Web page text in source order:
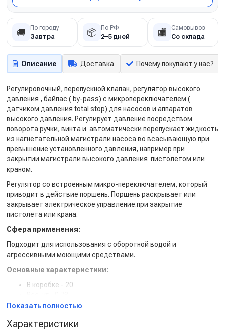
🚚 По городу
Завтра 📦 По РФ
2–5 дней 🏬 Самовывоз
Со склада
Описание Доставка Почему покупают у нас?
Регулировочный, перепускной клапан, регулятор высокого
давления , байпас ( by-pass) с микропереключателем (
датчиком давления total stop) для насосов и аппаратов
высокого давления. Регулирует давление посредством
поворота ручки, винта и автоматически перепускает жидкость
из нагнетательной магистрали насоса во всасывающую при
превышение установленного давления, например при
закрытии магистрали высокого давления пистолетом или
краном.
Регулятор со встроенным микро-переключателем, который
приводит в действие поршень. Поршень раскрывает или
закрывает электрическое управление.при закрытие
пистолета или крана.
Сфера применения:
Подходит для использования с оборотной водой и
агрессивными моющими средствами.
Основные характеристики:
В коробке - 20
Материал - Латунь
Давление, бар - 250
Показать полностью
Характеристики